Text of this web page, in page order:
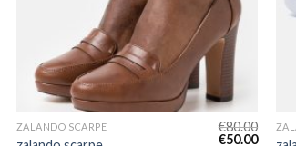
ZALANDO SCARPE €80.00
€50.00